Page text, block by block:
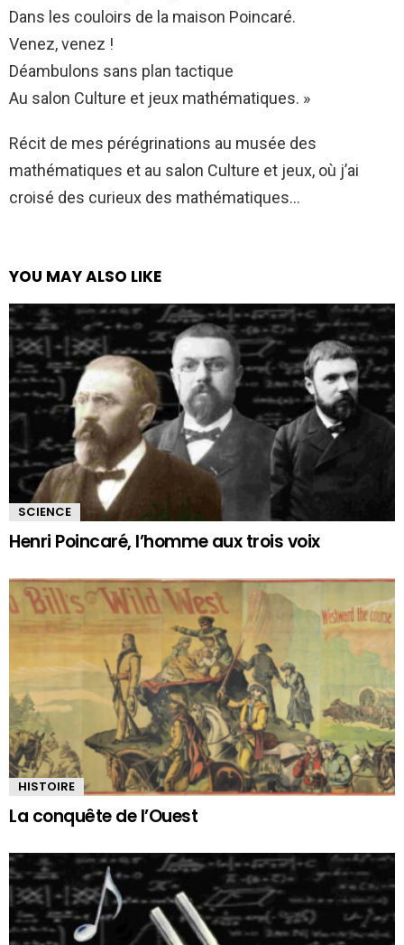
Dans les couloirs de la maison Poincaré.
Venez, venez !
Déambulons sans plan tactique
Au salon Culture et jeux mathématiques. »
Récit de mes pérégrinations au musée des
mathématiques et au salon Culture et jeux, où j’ai
croisé des curieux des mathématiques…
YOU MAY ALSO LIKE
SCIENCE
Henri Poincaré, l’homme aux trois voix
HISTOIRE
La conquête de l’Ouest